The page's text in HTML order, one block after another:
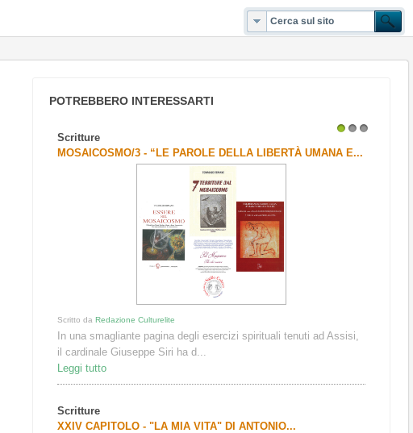
POTREBBERO INTERESSARTI
Scritture
MOSAICOSMO/3 - “LE PAROLE DELLA LIBERTÀ UMANA E...
Scritto daRedazione Culturelite
In una smagliante pagina degli esercizi spirituali tenuti ad Assisi,
il cardinale Giuseppe Siri ha d...
Leggi tutto
Scritture
XXIV CAPITOLO - "LA MIA VITA" DI ANTONIO...